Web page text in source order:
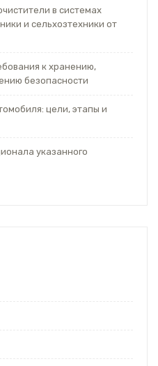
в системах
и сельхозтехники от
к хранению,
безопасности
цели, этапы и
указанного